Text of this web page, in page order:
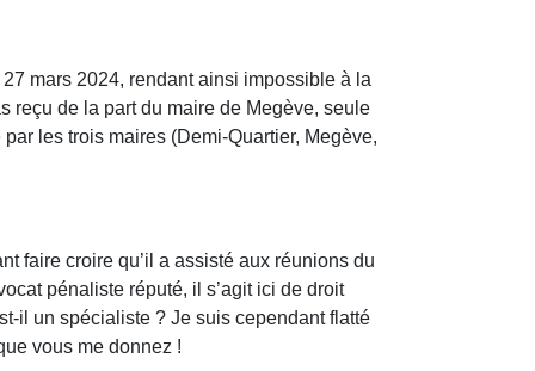
mars 2024, rendant ainsi impossible à la
reçu de la part du maire de Megève, seule
les trois maires (Demi-Quartier, Megève,
faire croire qu’il a assisté aux réunions du
pénaliste réputé, il s’agit ici de droit
il un spécialiste ? Je suis cependant flatté
vous me donnez !